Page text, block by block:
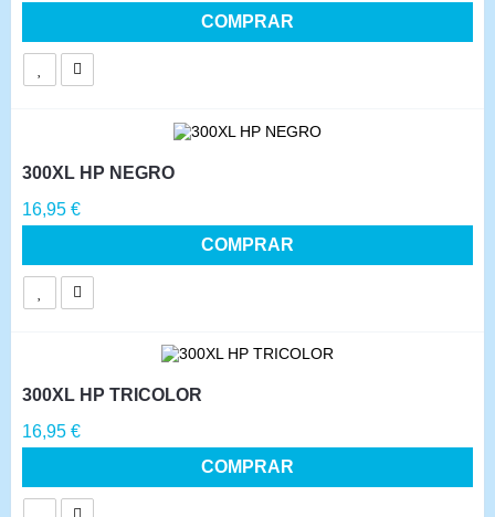
COMPRAR
300XL HP NEGRO
Precio
16,95 €
COMPRAR
300XL HP TRICOLOR
Precio
16,95 €
COMPRAR